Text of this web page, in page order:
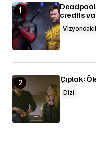
credits
Çıplak:
Dizi